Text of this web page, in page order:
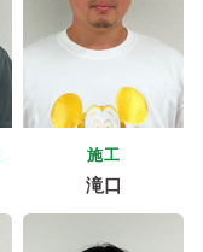
施工
滝口